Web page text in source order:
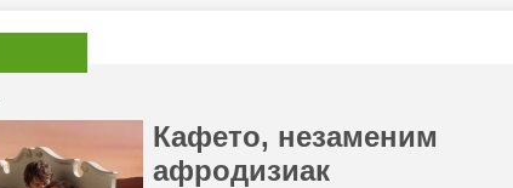
Кафето, незаменим
афродизиак